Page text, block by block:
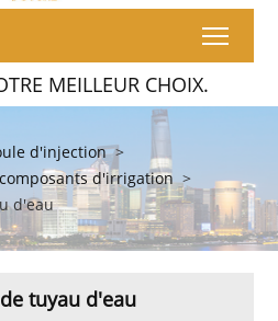
MEILLEUR CHOIX.
d'injection >
d'irrigation >
d'eau
tuyau d'eau